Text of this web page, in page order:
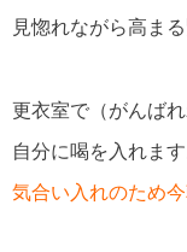
見惚れながら高まる
更衣室で（がんば
自分に喝を入れます
気合い入れのため